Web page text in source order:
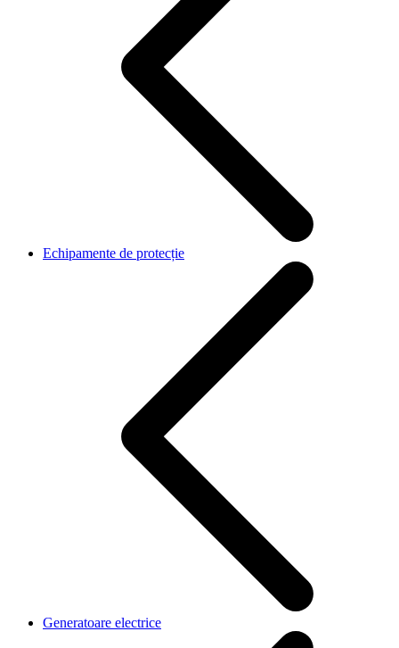
Echipamente de protecție
Generatoare electrice